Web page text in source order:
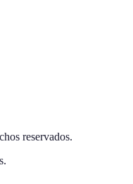
reservados.